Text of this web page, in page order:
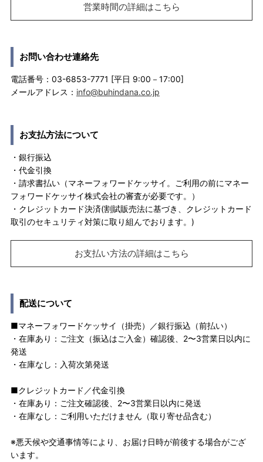
営業時間の詳細はこちら
お問い合わせ連絡先
電話番号：03-6853-7771 [平日 9:00－17:00]
メールアドレス： info@buhindana.co.jp
お支払方法について
・銀行振込
・代金引換
・請求書払い（マネーフォワードケッサイ。ご利用の前にマネー
フォワードケッサイ株式会社の審査が必要です。）
・クレジットカード決済(割賦販売法に基づき、クレジットカード
取引のセキュリティ対策に取り組んでおります。)
お支払い方法の詳細はこちら
配送について
■マネーフォワードケッサイ（掛売）／銀行振込（前払い）
・在庫あり：ご注文（振込はご入金）確認後、2〜3営業日以内に
発送
・在庫なし：入荷次第発送
■クレジットカード／代金引換
・在庫あり：ご注文確認後、2〜3営業日以内に発送
・在庫なし：ご利用いただけません（取り寄せ品含む）
※悪天候や交通事情等により、お届け日時が前後する場合がござ
います。